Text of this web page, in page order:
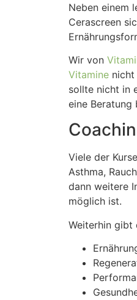
Neben einem
Cerascreen
Wir von
Vitamine
sollte nicht in
eine Beratung
Viele der
Asthma,
dann weitere
möglich ist.
Weiterhin gibt